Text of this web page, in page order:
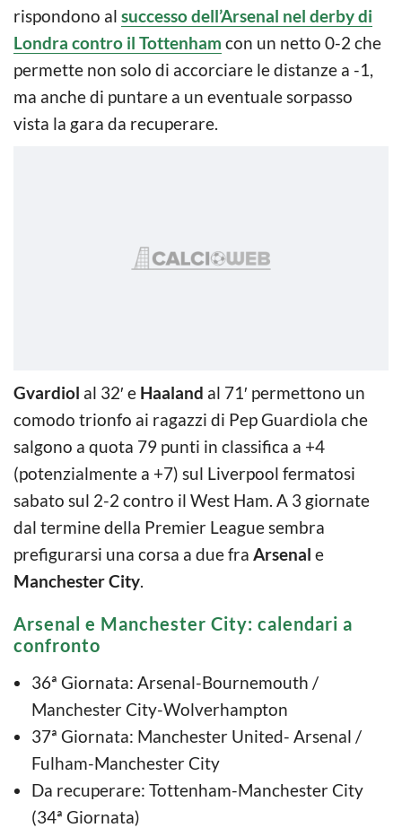
rispondono al successo dell’Arsenal nel derby di
Londra contro il Tottenham con un netto 0-2 che
permette non solo di accorciare le distanze a -1,
ma anche di puntare a un eventuale sorpasso
vista la gara da recuperare.
Gvardiol al 32′ e Haaland al 71′ permettono un
comodo trionfo ai ragazzi di Pep Guardiola che
salgono a quota 79 punti in classifica a +4
(potenzialmente a +7) sul Liverpool fermatosi
sabato sul 2-2 contro il West Ham. A 3 giornate
dal termine della Premier League sembra
prefigurarsi una corsa a due fra Arsenal e
Manchester City.
Arsenal e Manchester City: calendari a
confronto
36ª Giornata: Arsenal-Bournemouth /
Manchester City-Wolverhampton
37ª Giornata: Manchester United- Arsenal /
Fulham-Manchester City
Da recuperare: Tottenham-Manchester City
(34ª Giornata)